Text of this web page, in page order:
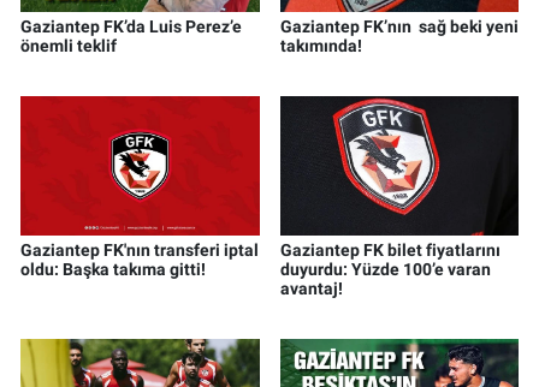
Gaziantep FK’da Luis Perez’e
önemli teklif
Gaziantep FK’nın sağ beki yeni
takımında!
Gaziantep FK'nın transferi iptal
oldu: Başka takıma gitti!
Gaziantep FK bilet fiyatlarını
duyurdu: Yüzde 100’e varan
avantaj!